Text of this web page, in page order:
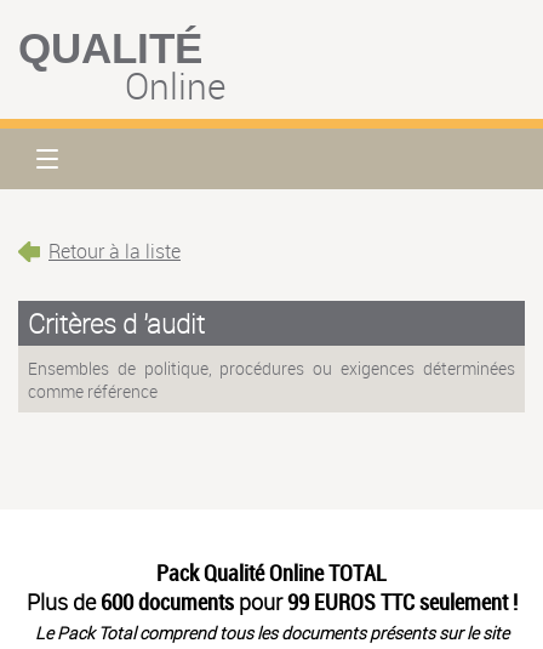
QUALITÉ
Online
Retour à la liste
Critères d 'audit
Ensembles de politique, procédures ou exigences déterminées
comme référence
Pack Qualité Online TOTAL
Plus de600 documentspour99 EUROS TTC seulement !
Le Pack Total comprend tous les documents présents sur le site